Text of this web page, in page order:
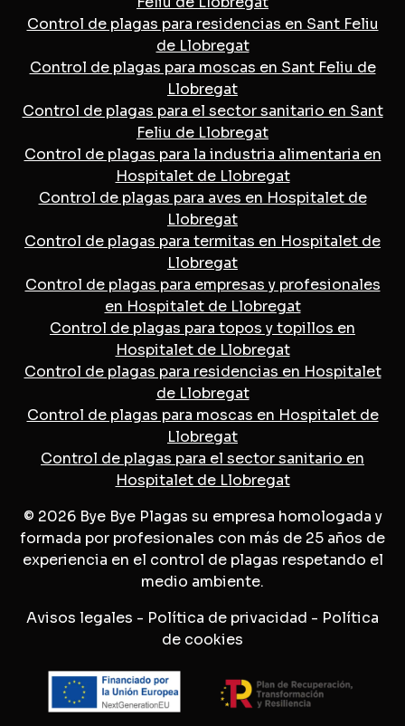
Control de plagas para residencias en Sant Feliu
de Llobregat
Control de plagas para moscas en Sant Feliu de
Llobregat
Control de plagas para el sector sanitario en Sant
Feliu de Llobregat
Control de plagas para la industria alimentaria en
Hospitalet de Llobregat
Control de plagas para aves en Hospitalet de
Llobregat
Control de plagas para termitas en Hospitalet de
Llobregat
Control de plagas para empresas y profesionales
en Hospitalet de Llobregat
Control de plagas para topos y topillos en
Hospitalet de Llobregat
Control de plagas para residencias en Hospitalet
de Llobregat
Control de plagas para moscas en Hospitalet de
Llobregat
Control de plagas para el sector sanitario en
Hospitalet de Llobregat
© 2026 Bye Bye Plagas su empresa homologada y
formada por profesionales con más de 25 años de
experiencia en el control de plagas respetando el
medio ambiente.
Avisos legales - Política de privacidad - Política
de cookies